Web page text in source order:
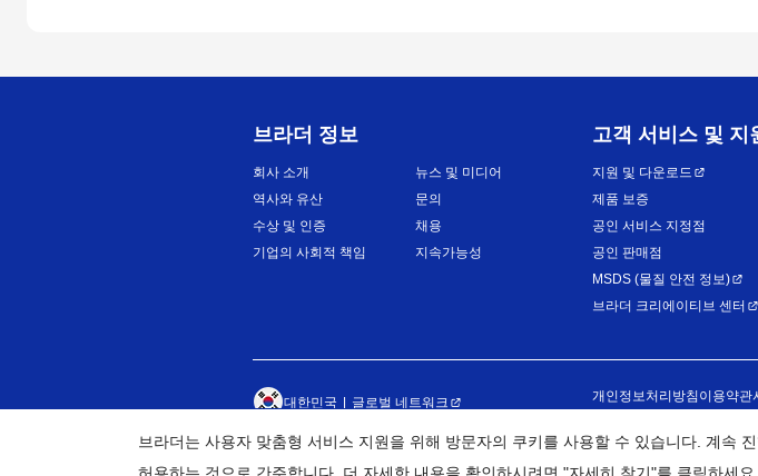
브라더 정보
회사 소개
역사와 유산
수상 및 인증
기업의 사회적 책임
뉴스 및 미디어
문의
채용
지속가능성
고객 서비스 및 지
지원 및 다운로드
제품 보증
공인 서비스 지정점
공인 판매점
MSDS (물질 안전 정보)
브라더 크리에이티브 센터
대한민국 글로벌 네트워크 개인정보처리방침 이용약관
© 2026 BROTHER INTERNATIONAL
브라더는 사용자 맞춤형 서비스 지원을 위해 방문자의 쿠키를 사용할 수 있습니다. 계속